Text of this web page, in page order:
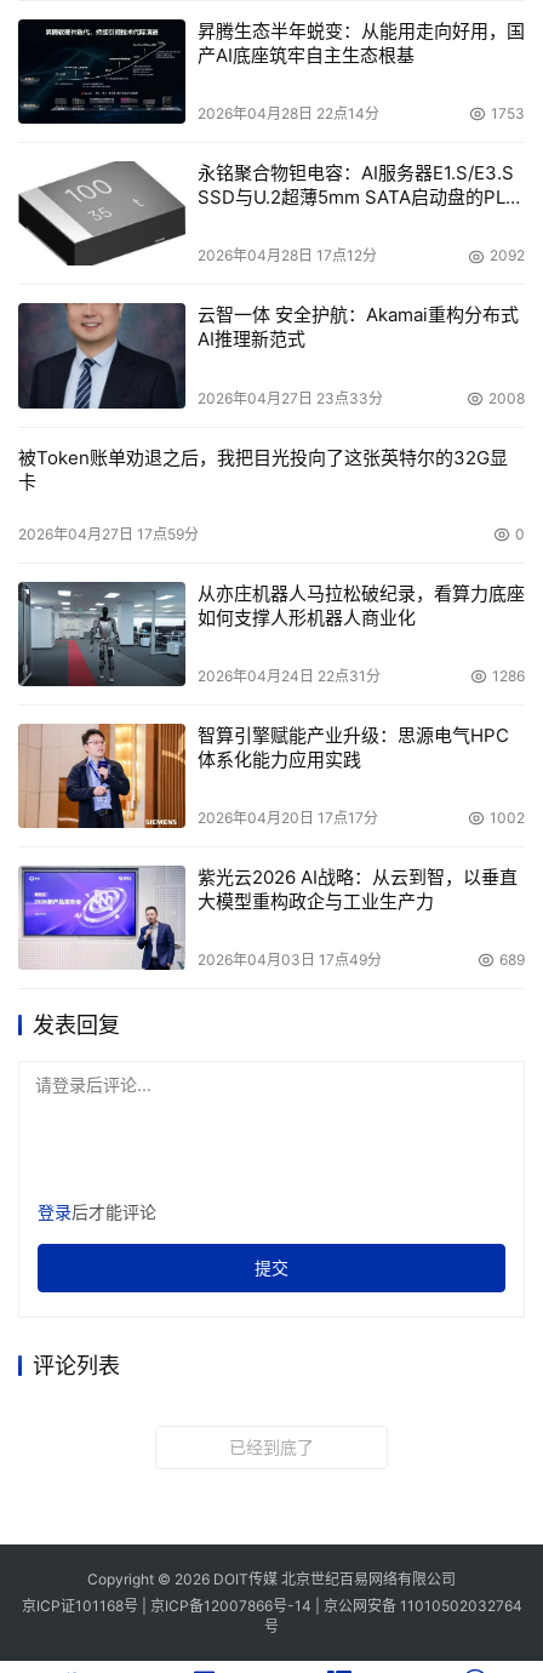
昇腾生态半年蜕变：从能用走向好用，国
产AI底座筑牢自主生态根基
2026年04月28日 22点14分 1753
永铭聚合物钽电容：AI服务器E1.S/E3.S
SSD与U.2超薄5mm SATA启动盘的PLP
2026年04月28日 17点12分 2092
云智一体 安全护航：Akamai重构分布式
AI推理新范式
2026年04月27日 23点33分 2008
被Token账单劝退之后，我把目光投向了这张英特尔的32G显
卡
2026年04月27日 17点59分 0
从亦庄机器人马拉松破纪录，看算力底座
如何支撑人形机器人商业化
2026年04月24日 22点31分 1286
智算引擎赋能产业升级：思源电气HPC
体系化能力应用实践
2026年04月20日 17点17分 1002
紫光云2026 AI战略：从云到智，以垂直
大模型重构政企与工业生产力
2026年04月03日 17点49分 689
发表回复
请登录后评论...
登录后才能评论
提交
评论列表
已经到底了
Copyright © 2026 DOIT传媒 北京世纪百易网络有限公司
京ICP证101168号 | 京ICP备12007866号-14
京公网安备 11010502032764
号